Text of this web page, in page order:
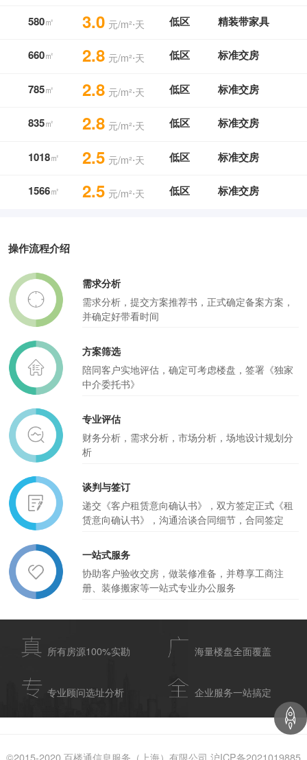
580㎡ 3.0 元/m²⋅天 低区 精装带家具
660㎡ 2.8 元/m²⋅天 低区 标准交房
785㎡ 2.8 元/m²⋅天 低区 标准交房
835㎡ 2.8 元/m²⋅天 低区 标准交房
1018㎡ 2.5 元/m²⋅天 低区 标准交房
1566㎡ 2.5 元/m²⋅天 低区 标准交房
操作流程介绍
需求分析
需求分析，提交方案推荐书，正式确定备案方案，
并确定好带看时间
方案筛选
陪同客户实地评估，确定可考虑楼盘，签署《独家
中介委托书》
专业评估
财务分析，需求分析，市场分析，场地设计规划分
析
谈判与签订
递交《客户租赁意向确认书》，双方签定正式《租
赁意向确认书》，沟通洽谈合同细节，合同签定
一站式服务
协助客户验收交房，做装修准备，并尊享工商注
册、装修搬家等一站式专业办公服务
所有房源100%实勘 海量楼盘全面覆盖
专业顾问选址分析 企业服务一站搞定